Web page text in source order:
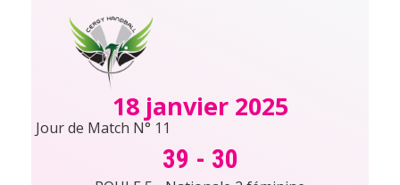
18 janvier 2025
Jour de Match N° 11
39 - 30